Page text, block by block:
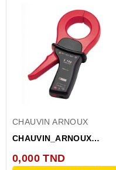
CHAUVIN ARNOUX
CHAUVIN_ARNOUX
AMPEREMETRIQUE C116
0,000 TND